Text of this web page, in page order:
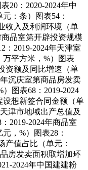
20：2020-2024年中
：条）图表54：
收入及利润环境（单
商品室第开辟投资规模
：2019-2024年天津室
平方米，%）图表
资额及同比增速（单
沉庆室第商品房发卖
图表68：2019-2024
想新签合同金额（单
津市地域出产总值及
2019-2024年商品室
，%）图表28：
产值占比（单元：
房发卖面积取增加环
2024年中国建建粉